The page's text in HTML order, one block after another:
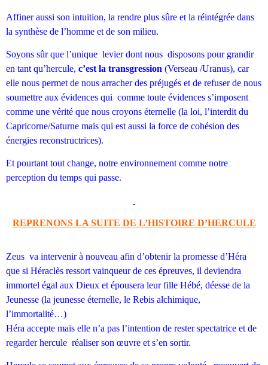
Affiner aussi son intuition, la rendre plus sûre et la réintégrée dans
la synthèse de l’homme et de son milieu.
Soyons sûr que l’unique levier dont nous disposons pour grandir
en tant qu’hercule, c’est la transgression (Verseau /Uranus), car
elle nous permet de nous arracher des préjugés et de refuser de nous
soumettre aux évidences qui comme toute évidences s’imposent
comme une vérité que nous croyons éternelle (la loi, l’interdit du
Capricorne/Saturne mais qui est aussi la force de cohésion des
énergies reconstructrices).
Et pourtant tout change, notre environnement comme notre
perception du temps qui passe.
REPRENONS LA SUITE DE L’HISTOIRE D’HERCULE
Zeus va intervenir à nouveau afin d’obtenir la promesse d’Héra
que si Héraclès ressort vainqueur de ces épreuves, il deviendra
immortel égal aux Dieux et épousera leur fille Hébé, déesse de la
Jeunesse (la jeunesse éternelle, le Rebis alchimique,
l’immortalité…)
Héra accepte mais elle n’a pas l’intention de rester spectatrice et de
regarder hercule réaliser son œuvre et s’en sortir.